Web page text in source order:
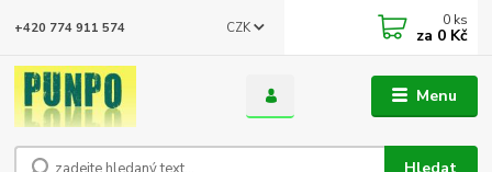
Menu
CZK
+420 774 911 574 0 ks
za 0 Kč